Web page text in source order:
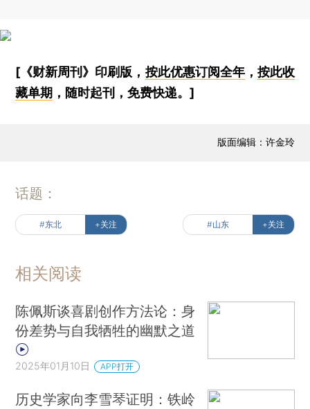
[《财新周刊》印刷版， 按此优惠订阅全年， 按此收
藏单期 ，随时起刊，免费快递。]
版面编辑：许金玲
话题：
#东北 +关注 #山东 +关注
相关阅读
陈佩斯谈喜剧创作方法论：身
份差势与自我牺牲的幽默之道
2025年01月10日 APP打开
历史学家向李雪琴证明：铁岭